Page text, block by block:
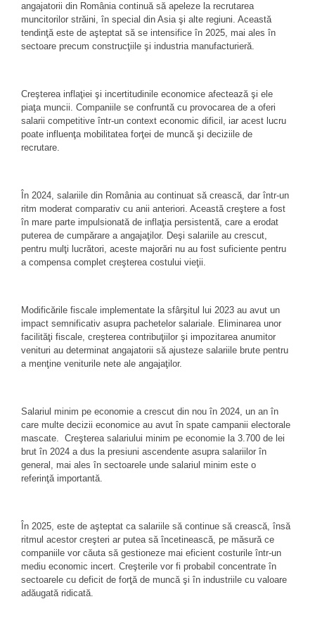
angajatorii din România continuă să apeleze la recrutarea
muncitorilor străini, în special din Asia şi alte regiuni. Această
tendinţă este de aşteptat să se intensifice în 2025, mai ales în
sectoare precum construcţiile şi industria manufacturieră.
Creşterea inflaţiei şi incertitudinile economice afectează şi ele
piaţa muncii. Companiile se confruntă cu provocarea de a oferi
salarii competitive într-un context economic dificil, iar acest lucru
poate influenţa mobilitatea forţei de muncă şi deciziile de
recrutare.
În 2024, salariile din România au continuat să crească, dar într-un
ritm moderat comparativ cu anii anteriori. Această creştere a fost
în mare parte impulsionată de inflaţia persistentă, care a erodat
puterea de cumpărare a angajaţilor. Deşi salariile au crescut,
pentru mulţi lucrători, aceste majorări nu au fost suficiente pentru
a compensa complet creşterea costului vieţii.
Modificările fiscale implementate la sfârşitul lui 2023 au avut un
impact semnificativ asupra pachetelor salariale. Eliminarea unor
facilităţi fiscale, creşterea contribuţiilor şi impozitarea anumitor
venituri au determinat angajatorii să ajusteze salariile brute pentru
a menţine veniturile nete ale angajaţilor.
Salariul minim pe economie a crescut din nou în 2024, un an în
care multe decizii economice au avut în spate campanii electorale
mascate. Creşterea salariului minim pe economie la 3.700 de lei
brut în 2024 a dus la presiuni ascendente asupra salariilor în
general, mai ales în sectoarele unde salariul minim este o
referinţă importantă.
În 2025, este de aşteptat ca salariile să continue să crească, însă
ritmul acestor creşteri ar putea să încetinească, pe măsură ce
companiile vor căuta să gestioneze mai eficient costurile într-un
mediu economic incert. Creşterile vor fi probabil concentrate în
sectoarele cu deficit de forţă de muncă şi în industriile cu valoare
adăugată ridicată.